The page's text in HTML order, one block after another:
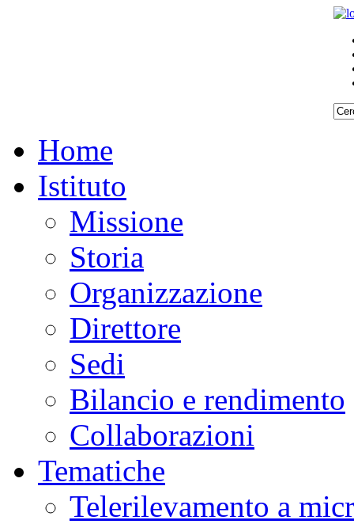
Home
Istituto
Missione
Storia
Organizzazione
Direttore
Sedi
Bilancio e rendimento
Collaborazioni
Tematiche
Telerilevamento a